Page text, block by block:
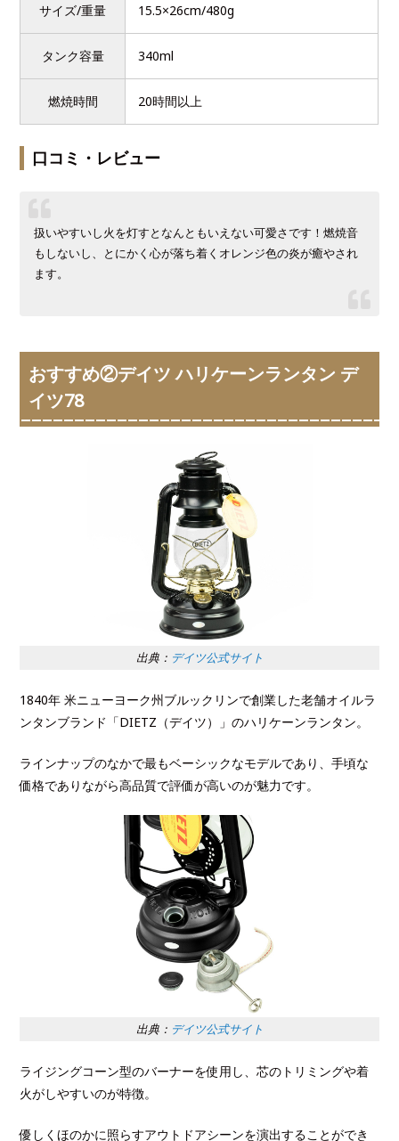
サイズ/重量 15.5×26cm/480g
タンク容量 340ml
燃焼時間 20時間以上
口コミ・レビュー
扱いやすいし火を灯すとなんともいえない可愛さです！燃焼音
もしないし、とにかく心が落ち着くオレンジ色の炎が癒やされ
ます。
おすすめ②デイツ ハリケーンランタン デ
イツ78
出典： デイツ公式サイト
1840年 米ニューヨーク州ブルックリンで創業した老舗オイルラ
ンタンブランド「DIETZ（デイツ）」のハリケーンランタン。
ラインナップのなかで最もベーシックなモデルであり、手頃な
価格でありながら高品質で評価が高いのが魅力です。
出典： デイツ公式サイト
ライジングコーン型のバーナーを使用し、芯のトリミングや着
火がしやすいのが特徴。
優しくほのかに照らすアウトドアシーンを演出することができ